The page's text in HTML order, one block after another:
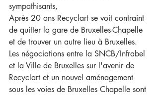
sympathisants,
Après 20 ans Recyclart se voit contraint
de quitter la gare de Bruxelles-Chapelle
et de trouver un autre lieu à Bruxelles.
Les négociations entre la SNCB/Infrabel
et la Ville de Bruxelles sur l'avenir de
Recyclart et un nouvel aménagement
sous les voies de Bruxelles Chapelle sont